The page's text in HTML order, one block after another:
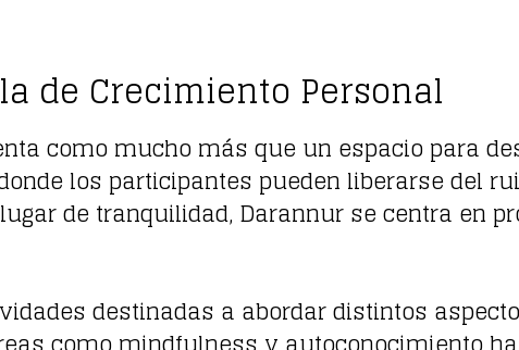
de Crecimiento Personal
como mucho más que un espacio para
los participantes pueden liberarse del
de tranquilidad, Darannur se centra en
destinadas a abordar distintos